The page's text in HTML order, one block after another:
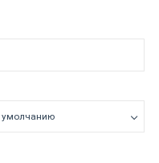
умолчанию